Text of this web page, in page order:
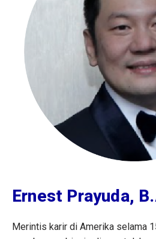
Ernest Prayuda,
Merintis karir di Amerika selama